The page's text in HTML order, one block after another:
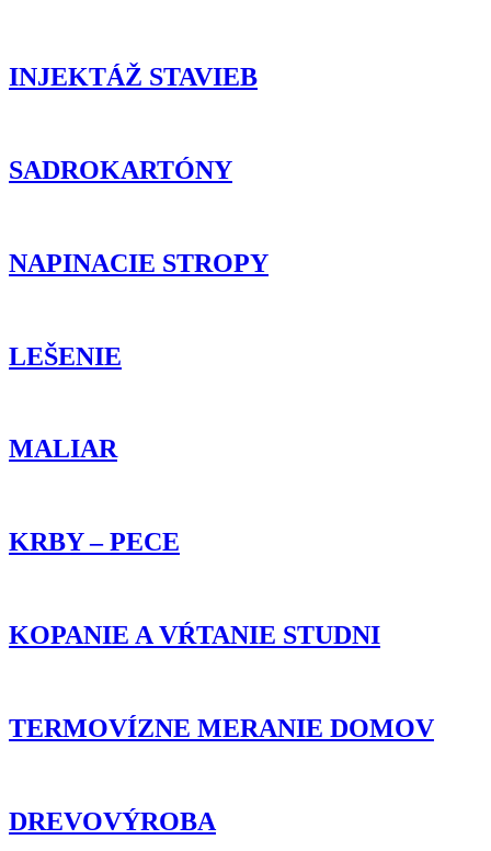
INJEKTÁŽ STAVIEB
SADROKARTÓNY
NAPINACIE STROPY
LEŠENIE
MALIAR
KRBY – PECE
KOPANIE A VŔTANIE STUDNI
TERMOVÍZNE MERANIE DOMOV
DREVOVÝROBA